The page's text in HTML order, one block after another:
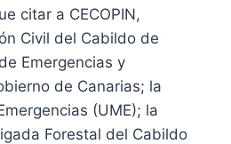
citar a CECOPIN,
Civil del Cabildo de
Emergencias y
de Canarias; la
(UME); la
Forestal del Cabildo